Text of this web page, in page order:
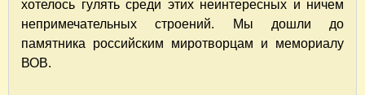
хотелось гулять среди этих неинтересных и ничем
непримечательных строений. Мы дошли до
памятника российским миротворцам и мемориалу
ВОВ.